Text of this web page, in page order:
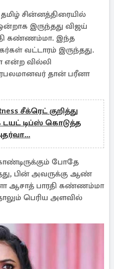
தமிழ் சின்னத்திரையில்
இருந்தது விஜய்
கண்ணம்மா. இந்த
வட்டாரம் இருந்தது.
வில்லி
தான் பரீனா
சீக்ரெட் குறித்து
டிப்ஸ் கொடுத்த
போதே
பின் அவருக்கு ஆண்
ஆசாத் பாரதி கண்ணம்மா
பெரிய அளவில்